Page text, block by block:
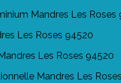
Mandres Les Roses
Les Roses 94520
Les Roses 94520
Mandres Les